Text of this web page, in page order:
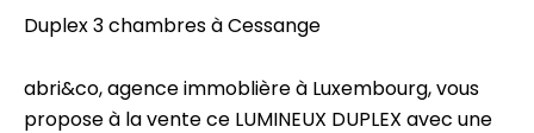
Duplex 3 chambres à Cessange
abri&co, agence immoblière à Luxembourg, vous
propose à la vente ce LUMINEUX DUPLEX avec une